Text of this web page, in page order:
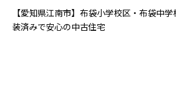
【愛知県江南市】布袋小学校区・布袋中
装済みで安心の中古住宅